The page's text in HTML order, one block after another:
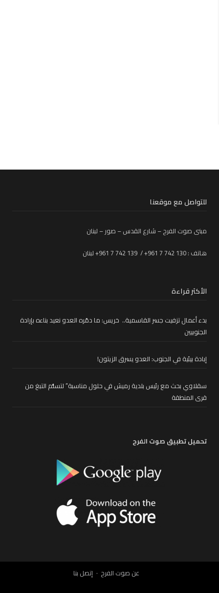
للتواصل مع موقعنا
مبنى صوت الفرح – شارع القدس – صور – لبنان
هاتف : 130 742 7 961+ / 139 742 7 961+ لبنان
الأكثر قراءة
بدء أعمال تزفيت جسر القاسمية.. خريس: ما دمّره العدو نعيد بناءه بإرادة
الجنوبيين
إبادة بيئية في الجنوب: العدو يسرق الزيتون!
سقلاوي بحث مع رئيس بلدية رميش في حلول مناسبة” لتسلُّم التبغ من
قرى المنطقة
تحميل تطبيق صوت الفرح
عن صوت الفرح إتصل بنا